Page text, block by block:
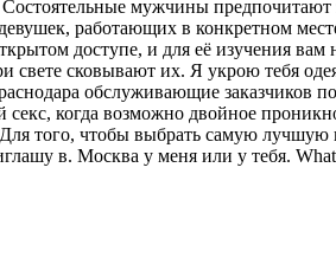
мужчины предпочитают
работающих в конкретном
доступе, и для её изучения
свете сковывают их. Я укрою тебя
обслуживающие заказчиков
когда возможно двойное
того, чтобы выбрать самую
в. Москва у меня или у тебя.